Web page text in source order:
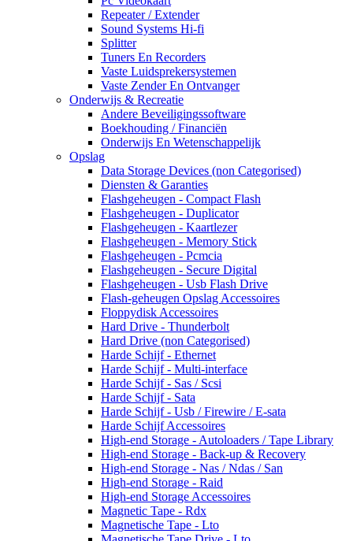
Repeater / Extender
Sound Systems Hi-fi
Splitter
Tuners En Recorders
Vaste Luidsprekersystemen
Vaste Zender En Ontvanger
Onderwijs & Recreatie
Andere Beveiligingssoftware
Boekhouding / Financiën
Onderwijs En Wetenschappelijk
Opslag
Data Storage Devices (non Categorised)
Diensten & Garanties
Flashgeheugen - Compact Flash
Flashgeheugen - Duplicator
Flashgeheugen - Kaartlezer
Flashgeheugen - Memory Stick
Flashgeheugen - Pcmcia
Flashgeheugen - Secure Digital
Flashgeheugen - Usb Flash Drive
Flash-geheugen Opslag Accessoires
Floppydisk Accessoires
Hard Drive - Thunderbolt
Hard Drive (non Categorised)
Harde Schijf - Ethernet
Harde Schijf - Multi-interface
Harde Schijf - Sas / Scsi
Harde Schijf - Sata
Harde Schijf - Usb / Firewire / E-sata
Harde Schijf Accessoires
High-end Storage - Autoloaders / Tape Library
High-end Storage - Back-up & Recovery
High-end Storage - Nas / Ndas / San
High-end Storage - Raid
High-end Storage Accessoires
Magnetic Tape - Rdx
Magnetische Tape - Lto